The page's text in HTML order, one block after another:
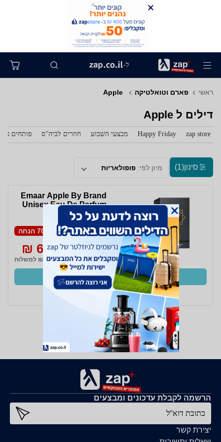
ל-
ראשי פארם וטואלטיקה
דילים ל‏ Apple
zap store
Happy Friday מבצעי השבוע חוזרים לביה"ס פותחים את
סינון(1) מיון לפי: פופולאריות
Emaar Apple By Brand
Unisex Eau De Parfum
100 ml
70% הנחה
200 ₪
60 ₪
₪19 למשלוח
קנו עכשיו
ב- Zap
יצירת קשר
הרשמה לקבלת עדכונים ומבצעים
כתובת דוא''ל